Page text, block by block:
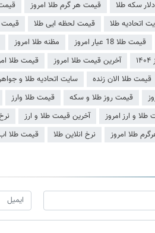
قیمت هر گرم طلا امروز
اتحادیه طلا قیمت لحظه ایی طلا قیمت
قیمت طلا 18 عیار امروز مظنه طلا امروز
آخرین قیمت طلا امروز قیمت طلا
قیمت طلا الان زنده سایت اتحادیه طلا و
قیمت روز طلا و سکه قیمت طلا وارز
طلا و ارز امروز آخرین قیمت طلا و ارز
طلا امروز نرخ انلاین طلا قیمت طلا